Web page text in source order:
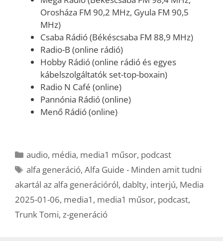
Orosháza FM 90,2 MHz, Gyula FM 90,5
MHz)
Csaba Rádió (Békéscsaba FM 88,9 MHz)
Radio-B (online rádió)
Hobby Rádió (online rádió és egyes
kábelszolgáltatók set-top-boxain)
Radio N Café (online)
Pannónia Rádió (online)
Menő Rádió (online)
Kategória
audio, média, media1 műsor, podcast
Címkék
alfa generáció,Alfa Guide - Minden amit tudni
akartál az alfa generációról, dablty, interjú, Media
2025-01-06, media1 , media1 műsor, podcast,
Trunk Tomi, z-generáció